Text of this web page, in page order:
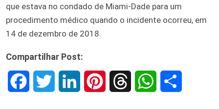
que estava no condado de Miami-Dade para um
procedimento médico quando o incidente ocorreu, em
14 de dezembro de 2018.
Compartilhar Post: